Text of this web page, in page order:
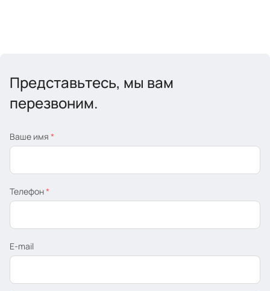
Представьтесь, мы вам
перезвоним.
Ваше имя *
Телефон*
E-mail